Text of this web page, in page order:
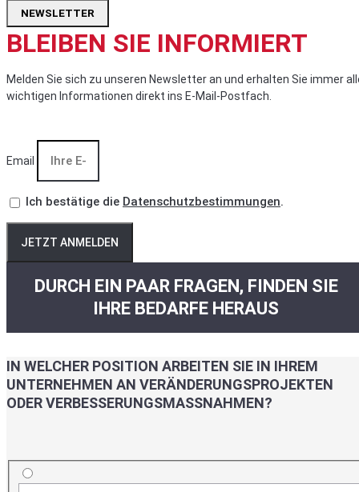
NEWSLETTER
BLEIBEN SIE INFORMIERT
Melden Sie sich zu unseren Newsletter an und erhalten Sie immer
wichtigen Informationen direkt ins E-Mail-Postfach.
Email
Ich bestätige die Datenschutzbestimmungen.
JETZT ANMELDEN
DURCH EIN PAAR FRAGEN, FINDEN SIE
IHRE BEDARFE HERAUS
IN WELCHER POSITION ARBEITEN SIE IN IHREM
UNTERNEHMEN AN VERÄNDERUNGSPROJEKTEN
ODER VERBESSERUNGSMASSNAHMEN?